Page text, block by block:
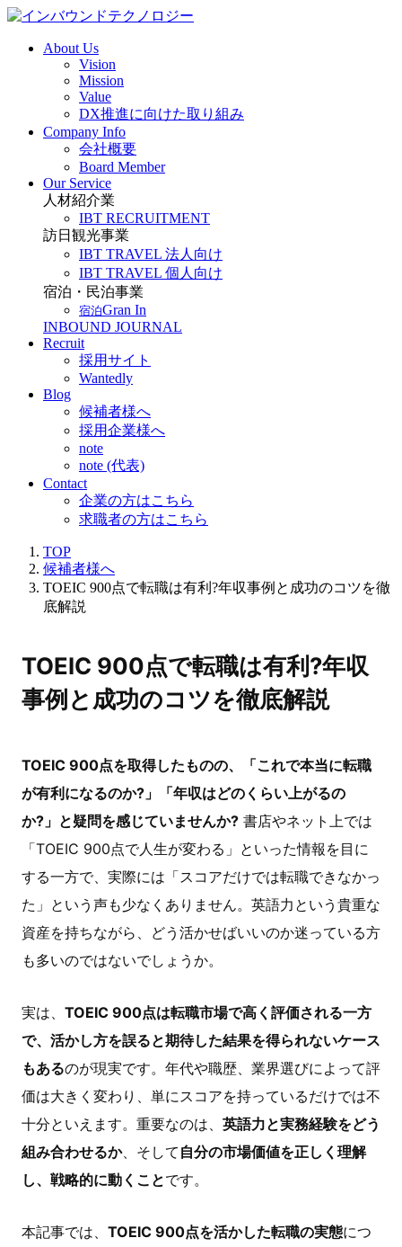
About Us
Vision
Mission
Value
DX推進に向けた取り組み
Company Info
会社概要
Board Member
Our Service
人材紹介業
IBT RECRUITMENT
訪日観光事業
IBT TRAVEL 法人向け
IBT TRAVEL 個人向け
宿泊・民泊事業
宿泊Gran In
INBOUND JOURNAL
Recruit
採用サイト
Wantedly
Blog
候補者様へ
採用企業様へ
note
note (代表)
Contact
企業の方はこちら
求職者の方はこちら
TOP
候補者様へ
TOEIC 900点で転職は有利?年収事例と成功のコツを徹
底解説
TOEIC 900点で転職は有利?年収
事例と成功のコツを徹底解説
TOEIC 900点を取得したものの、「これで本当に転職
が有利になるのか?」「年収はどのくらい上がるの
か?」と疑問を感じていませんか? 書店やネット上では
「TOEIC 900点で人生が変わる」といった情報を目に
する一方で、実際には「スコアだけでは転職できなかっ
た」という声も少なくありません。英語力という貴重な
資産を持ちながら、どう活かせばいいのか迷っている方
も多いのではないでしょうか。
実は、 TOEIC 900点は転職市場で高く評価される一方
で、活かし方を誤ると期待した結果を得られないケース
もあるのが現実です。年代や職歴、業界選びによって評
価は大きく変わり、単にスコアを持っているだけでは不
十分といえます。重要なのは、 英語力と実務経験をどう
組み合わせるか、そして 自分の市場価値を正しく理解
し、戦略的に動くことです。
本記事では、 TOEIC 900点を活かした転職の実態につ